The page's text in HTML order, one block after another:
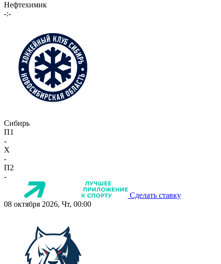
Нефтехимик
-:-
Сибирь
П1
-
X
-
П2
-
Сделать ставку
08 октября 2026, Чт, 00:00